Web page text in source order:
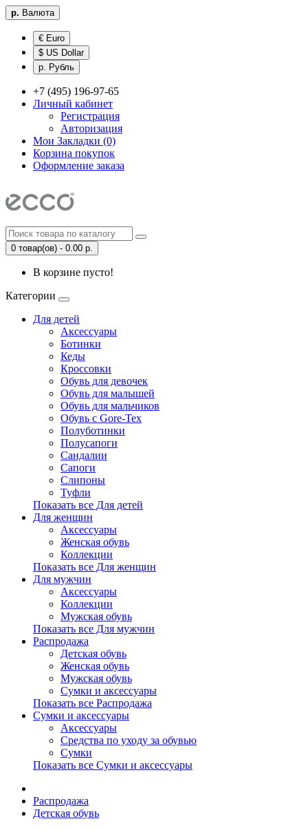
р. Валюта
€ Euro
$ US Dollar
р. Рубль
+7 (495) 196-97-65
Личный кабинет
Регистрация
Авторизация
Мои Закладки (0)
Корзина покупок
Оформление заказа
0 товар(ов) - 0.00 р.
В корзине пусто!
Категории
Для детей
Аксессуары
Ботинки
Кеды
Кроссовки
Обувь для девочек
Обувь для малышей
Обувь для мальчиков
Обувь с Gore-Tex
Полуботинки
Полусапоги
Сандалии
Сапоги
Слипоны
Туфли
Показать все Для детей
Для женщин
Аксессуары
Женская обувь
Коллекции
Показать все Для женщин
Для мужчин
Аксессуары
Коллекции
Мужская обувь
Показать все Для мужчин
Распродажа
Детская обувь
Женская обувь
Мужская обувь
Сумки и аксессуары
Показать все Распродажа
Сумки и аксессуары
Аксессуары
Средства по уходу за обувью
Сумки
Показать все Сумки и аксессуары
Распродажа
Детская обувь